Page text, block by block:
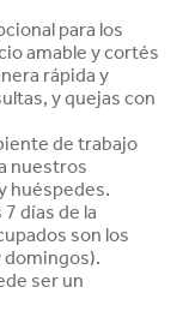
para los
amable y cortés
rápida y
y quejas con
de trabajo
nuestros
huéspedes.
días de la
son los
domingos).
ser un